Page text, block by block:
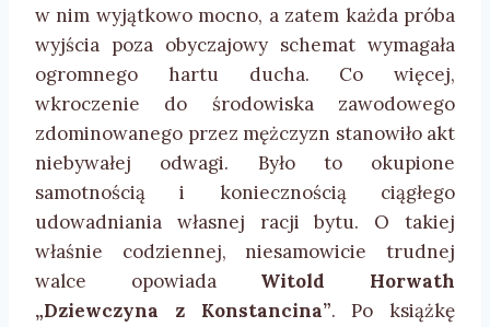
w nim wyjątkowo mocno, a zatem każda próba
wyjścia poza obyczajowy schemat wymagała
ogromnego hartu ducha. Co więcej,
wkroczenie do środowiska zawodowego
zdominowanego przez mężczyzn stanowiło akt
niebywałej odwagi. Było to okupione
samotnością i koniecznością ciągłego
udowadniania własnej racji bytu. O takiej
właśnie codziennej, niesamowicie trudnej
walce opowiada Witold Horwath
„Dziewczyna z Konstancina”. Po książkę